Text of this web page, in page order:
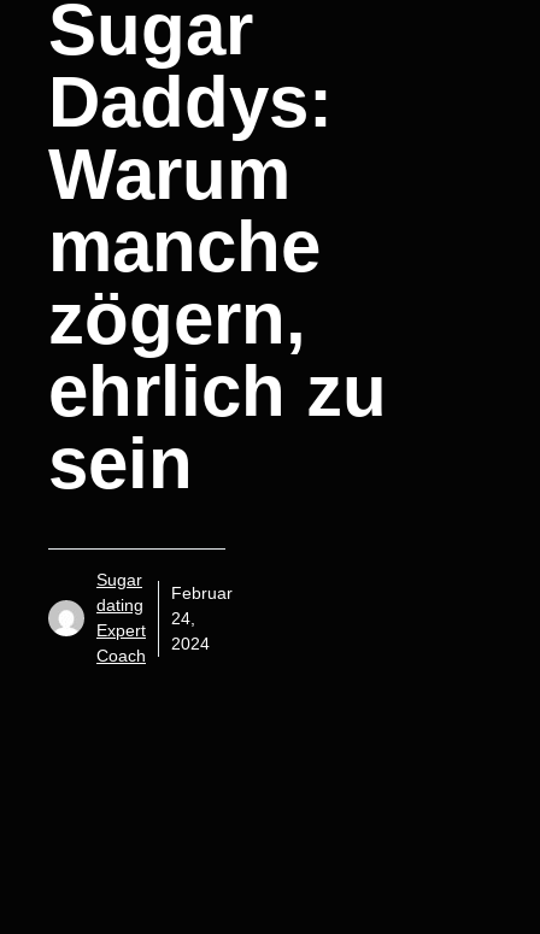
Sugar
Daddys:
Warum
manche
zögern,
ehrlich zu
sein
Sugar
dating
Expert
Coach
Februar
24,
2024